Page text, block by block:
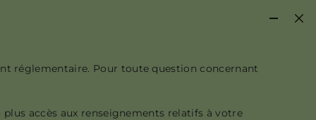
réglementaire. Pour toute question concernant
accès aux renseignements relatifs à votre